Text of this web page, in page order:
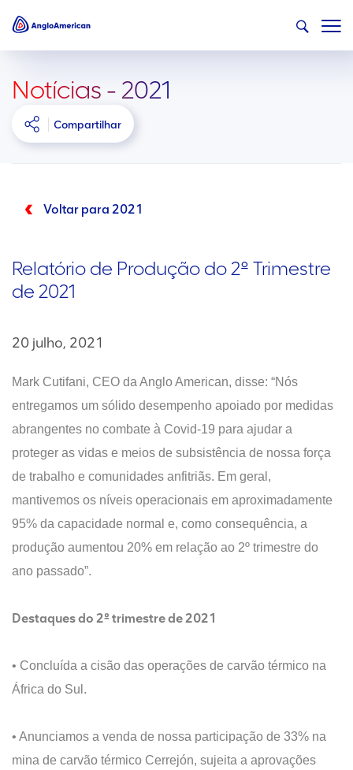
Notícias - 2021
Compartilhar
Voltar para 2021
Relatório de Produção do 2º Trimestre
de 2021
20 julho, 2021
Mark Cutifani, CEO da Anglo American, disse: “Nós
entregamos um sólido desempenho apoiado por medidas
abrangentes no combate à Covid-19 para ajudar a
proteger as vidas e meios de subsistência de nossa força
de trabalho e comunidades anfitriãs. Em geral,
mantivemos os níveis operacionais em aproximadamente
95% da capacidade normal e, como consequência, a
produção aumentou 20% em relação ao 2º trimestre do
ano passado”.
Destaques do 2º trimestre de 2021
• Concluída a cisão das operações de carvão térmico na
África do Sul.
• Anunciamos a venda de nossa participação de 33% na
mina de carvão térmico Cerrejón, sujeita a aprovações